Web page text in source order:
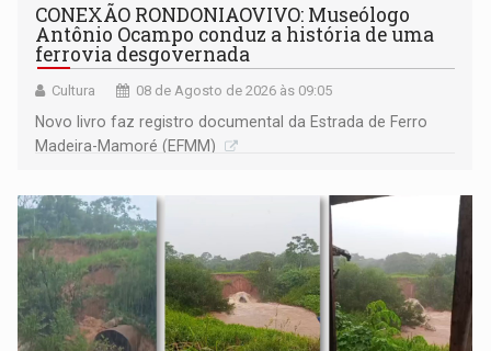
CONEXÃO RONDONIAOVIVO: Museólogo
Antônio Ocampo conduz a história de uma
ferrovia desgovernada
Cultura 08 de Agosto de 2026 às 09:05
Novo livro faz registro documental da Estrada de Ferro
Madeira-Mamoré (EFMM)